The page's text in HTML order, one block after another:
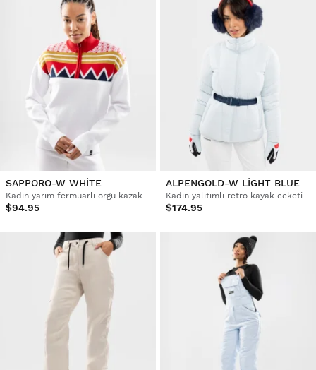
SAPPORO-W WHITE
Kadın yarım fermuarlı örgü kazak
$94.95
ALPENGOLD-W LIGHT BLUE
Kadın yalıtımlı retro kayak ceketi
$174.95